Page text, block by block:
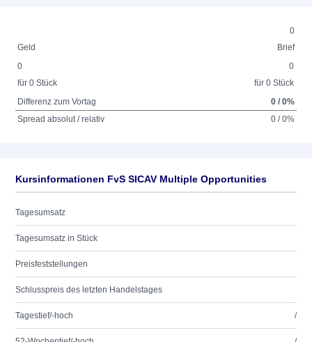
0
Geld
Brief
0
für 0 Stück
0
für 0 Stück
Differenz zum Vortag
0 / 0%
Spread absolut / relativ
0 / 0%
Kursinformationen FvS SICAV Multiple Opportunities
Tagesumsatz
Tagesumsatz in Stück
Preisfeststellungen
Schlusspreis des letzten Handelstages
Tagestief/-hoch /